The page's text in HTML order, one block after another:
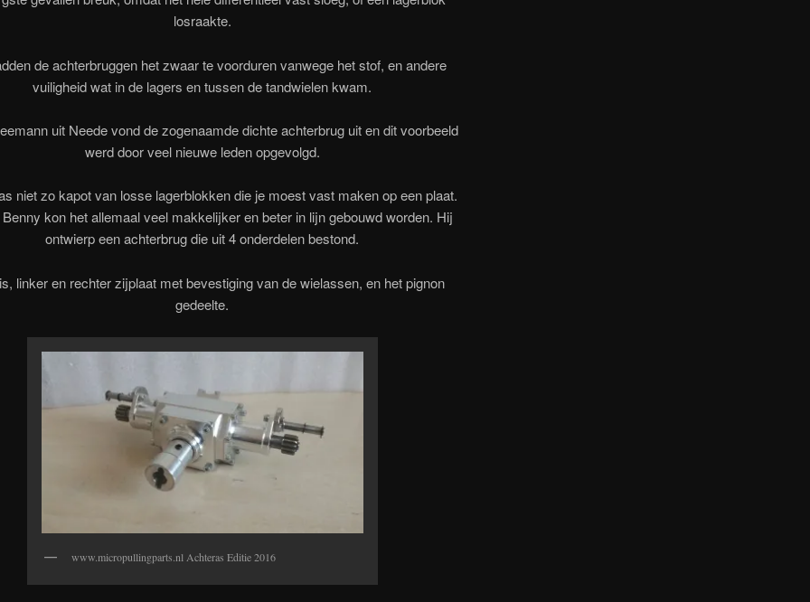
losraakte.
de achterbruggen het zwaar te voorduren vanwege het stof, en andere
vuiligheid wat in de lagers en tussen de tandwielen kwam.
uit Neede vond de zogenaamde dichte achterbrug uit en dit voorbeeld
werd door veel nieuwe leden opgevolgd.
niet zo kapot van losse lagerblokken die je moest vast maken op een plaat.
kon het allemaal veel makkelijker en beter in lijn gebouwd worden. Hij
ontwierp een achterbrug die uit 4 onderdelen bestond.
linker en rechter zijplaat met bevestiging van de wielassen, en het pignon
gedeelte.
www.micropullingparts.nl Achteras Editie 2016